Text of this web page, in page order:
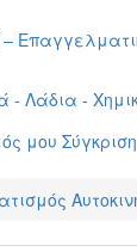
–
- Λάδια -
μου